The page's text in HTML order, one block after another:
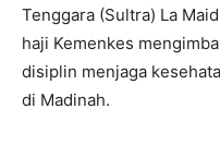
Tenggara (Sultra) La
haji Kemenkes
disiplin menjaga
di Madinah.